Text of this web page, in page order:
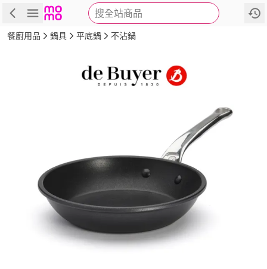
搜全站商品
商品 評價 詳情
餐廚用品 鍋具 平底鍋 不沾鍋